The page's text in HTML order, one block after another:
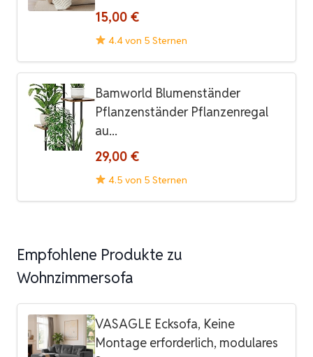
15,00 €
4.4 von 5 Sternen
Bamworld Blumenständer
Pflanzenständer Pflanzenregal
au...
29,00 €
4.5 von 5 Sternen
Empfohlene Produkte zu
Wohnzimmersofa
VASAGLE Ecksofa, Keine
Montage erforderlich, modulares